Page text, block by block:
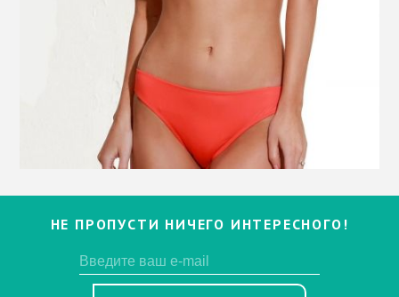
НЕ ПРОПУСТИ НИЧЕГО ИНТЕРЕСНОГО!